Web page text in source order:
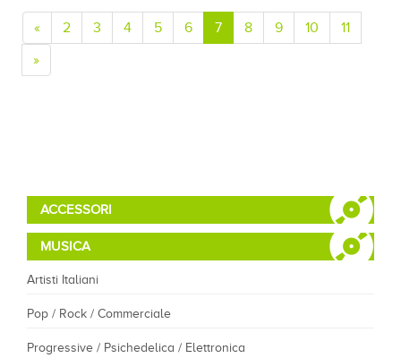
« 2 3 4 5 6 7 8 9 10
11
»
ACCESSORI
MUSICA
Artisti Italiani
Pop / Rock / Commerciale
Progressive / Psichedelica / Elettronica